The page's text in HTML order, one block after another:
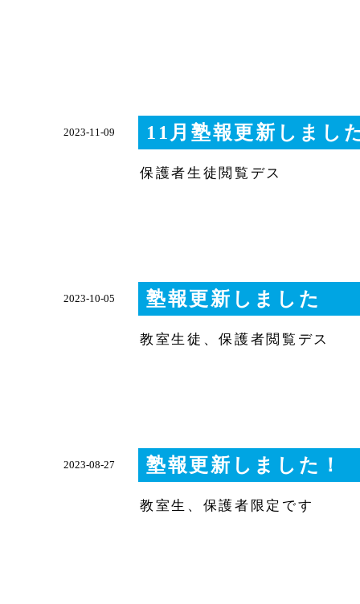
2023-11-09 11月塾報更新しまし
保護者生徒閲覧デス
2023-10-05 塾報更新しました
教室生徒、保護者閲覧デス
2023-08-27 塾報更新しました！
教室生、保護者限定です